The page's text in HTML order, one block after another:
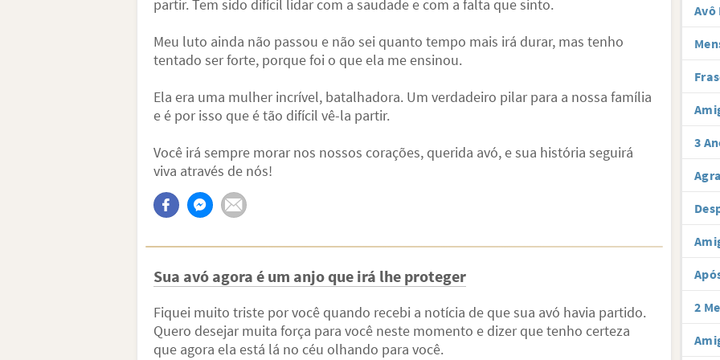
partir. Tem sido difícil lidar com a saudade e com a falta que sinto.
Meu luto ainda não passou e não sei quanto tempo mais irá durar, mas tenho
tentado ser forte, porque foi o que ela me ensinou.
Ela era uma mulher incrível, batalhadora. Um verdadeiro pilar para a nossa família
e é por isso que é tão difícil vê-la partir.
Você irá sempre morar nos nossos corações, querida avó, e sua história seguirá
viva através de nós!
Sua avó agora é um anjo que irá lhe proteger
Fiquei muito triste por você quando recebi a notícia de que sua avó havia partido.
Quero desejar muita força para você neste momento e dizer que tenho certeza
que agora ela está lá no céu olhando para você.
Avô
3
2